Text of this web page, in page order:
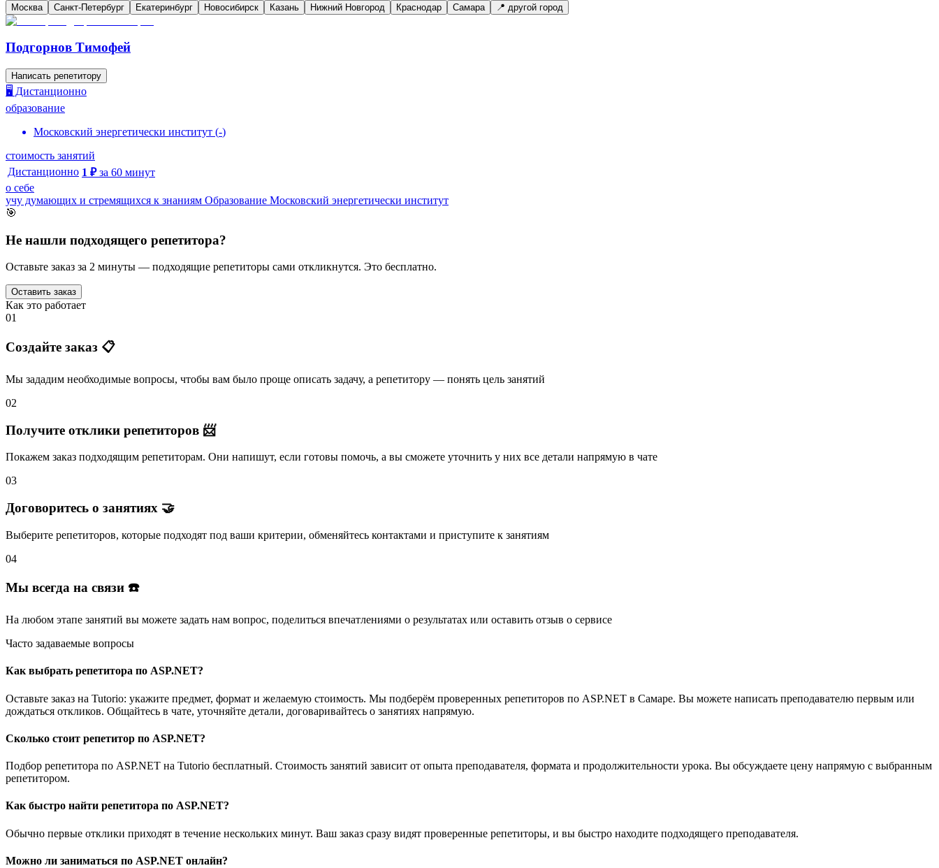
Москва Санкт-Петербург Екатеринбург Новосибирск Казань Нижний Новгород Краснодар Самара 📍 другой город
Подгорнов Тимофей
Написать репетитору
🖥️ Дистанционно
образование
Московский энергетически институт (-)
стоимость занятий
Дистанционно 1 ₽ за 60 минут
о себе
учу думающих и стремящихся к знаниям Образование Московский энергетически институт
🎯
Не нашли подходящего репетитора?
Оставьте заказ за 2 минуты — подходящие репетиторы сами откликнутся. Это бесплатно.
Оставить заказ
Как это работает
01
Создайте заказ 📋
Мы зададим необходимые вопросы, чтобы вам было проще описать задачу, а репетитору — понять цель занятий
02
Получите отклики репетиторов 📨
Покажем заказ подходящим репетиторам. Они напишут, если готовы помочь, а вы сможете уточнить у них все детали напрямую в чате
03
Договоритесь о занятиях 🤝
Выберите репетиторов, которые подходят под ваши критерии, обменяйтесь контактами и приступите к занятиям
04
Мы всегда на связи ☎️
На любом этапе занятий вы можете задать нам вопрос, поделиться впечатлениями о результатах или оставить отзыв о сервисе
Часто задаваемые вопросы
Как выбрать репетитора по ASP.NET?
Оставьте заказ на Tutorio: укажите предмет, формат и желаемую стоимость. Мы подберём проверенных репетиторов по ASP.NET в Самаре. Вы можете написать преподавателю первым или
дождаться откликов. Общайтесь в чате, уточняйте детали, договаривайтесь о занятиях напрямую.
Сколько стоит репетитор по ASP.NET?
Подбор репетитора по ASP.NET на Tutorio бесплатный. Стоимость занятий зависит от опыта преподавателя, формата и продолжительности урока. Вы обсуждаете цену напрямую с выбранным
репетитором.
Как быстро найти репетитора по ASP.NET?
Обычно первые отклики приходят в течение нескольких минут. Ваш заказ сразу видят проверенные репетиторы, и вы быстро находите подходящего преподавателя.
Можно ли заниматься по ASP.NET онлайн?